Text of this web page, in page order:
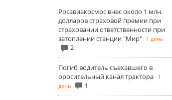
Росавиакосмос внес около 1 млн.
долларов страховой премии при
страховании ответственности при
затоплении станции "Мир" 1 день
2
Погиб водитель съехавшего в
оросительный канал трактора 1
день
1